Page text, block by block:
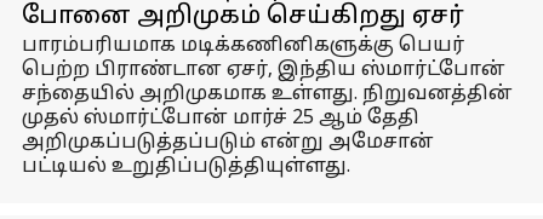
போனை அறிமுகம் செய்கிறது ஏசர்
பாரம்பரியமாக மடிக்கணினிகளுக்கு பெயர்
பெற்ற பிராண்டான ஏசர், இந்திய ஸ்மார்ட்போன்
சந்தையில் அறிமுகமாக உள்ளது. நிறுவனத்தின்
முதல் ஸ்மார்ட்போன் மார்ச் 25 ஆம் தேதி
அறிமுகப்படுத்தப்படும் என்று அமேசான்
பட்டியல் உறுதிப்படுத்தியுள்ளது.